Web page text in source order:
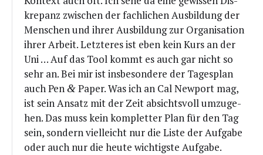
kre­panz zwi­schen der fach­li­chen Aus­bil­dung der
Men­schen und ihrer Aus­bil­dung zur Orga­ni­sa­ti­on
ihrer Arbeit. Letz­te­res ist eben kein Kurs an der
Uni … Auf das Tool kommt es auch gar nicht so
sehr an. Bei mir ist ins­be­son­de­re der Tages­plan
auch Pen&Paper. Was ich an Cal New­port mag,
ist sein Ansatz mit der Zeit absichts­voll umzu­ge­
hen. Das muss kein kom­plet­ter Plan für den Tag
sein, son­dern viel­leicht nur die Lis­te der Auf­ga­be
oder auch nur die heu­te wich­tigs­te Aufgabe.